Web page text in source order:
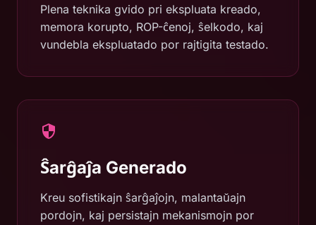
Plena teknika gvido pri ekspluata kreado,
memora korupto, ROP-ĉenoj, ŝelkodo, kaj
vundebla ekspluatado por rajtigita testado.
Ŝarĝaĵa Generado
Kreu sofistikajn ŝarĝaĵojn, malantaŭajn
pordojn, kaj persistajn mekanismojn por